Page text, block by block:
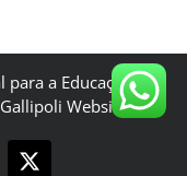
a Educação e a
Websites.